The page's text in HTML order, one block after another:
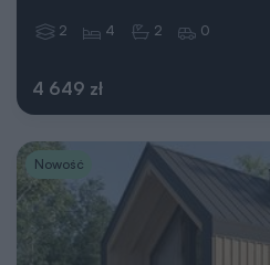
4 649 zł
2 4 2 0
Nowość